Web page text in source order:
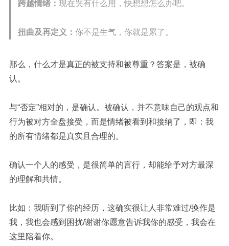
跨越情绪： 现在哭有什么用，快想想怎么办吧。
扭曲及再定义： 你不是生气，你就是累了。
那么，什么才是真正的被支持和被尊重？答案是，被确
认。
与“否定”相对的，是确认。被确认，并不意味自己的观点和
行为被对方全盘接受，而是情绪被看到和接纳了，即：我
的所有情绪都是真实且合理的。
确认一个人的感受，是很简单的言行，却能给予对方最深
的理解和共情。
比如：我听到了你的经历，这确实很让人非常难过/换作是
我，我也会感到困扰/谢谢你愿意告诉我你的感受，我会在
这里陪着你。